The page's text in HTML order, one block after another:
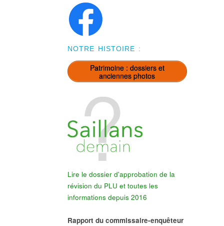
NOTRE HISTOIRE :
Patrimoine : dossiers et
anciennes photos
Lire le dossier d'approbation de la
révision du PLU et toutes les
informations depuis 2016
Rapport du commissaire-enquêteur